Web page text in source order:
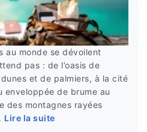
au monde se dévoilent
pas : de l’oasis de
et de palmiers, à la cité
enveloppée de brume au
des montagnes rayées
Lire la suite